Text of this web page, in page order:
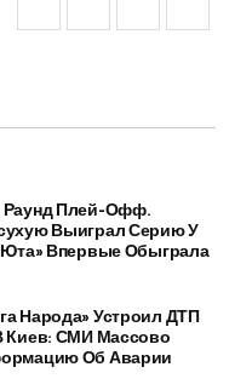
Плей-Офф.
Выиграл Серию У
Впервые Обыграла
Народа» Устроил ДТП
Киев: СМИ Массово
Об Аварии